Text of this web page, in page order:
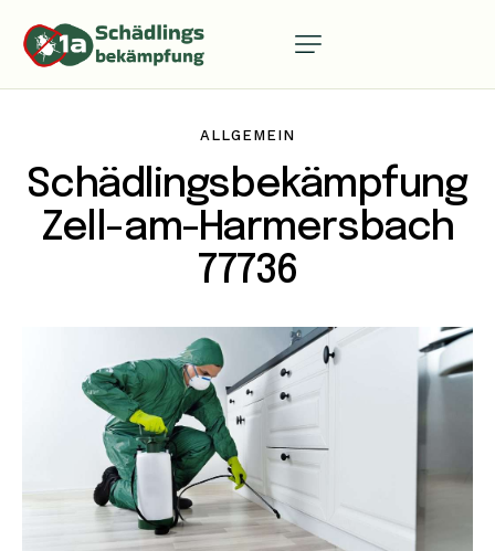
ALLGEMEIN
Schädlingsbekämpfung
Zell-am-Harmersbach
77736